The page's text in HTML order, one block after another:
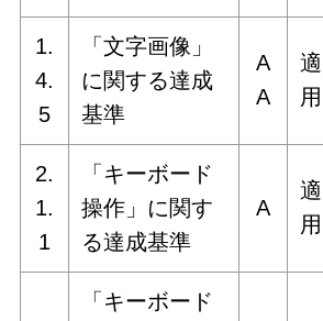
1.
4.
5
「文字画像」
に関する達成
基準
A
A
適
用
2.
1.
1
「キーボード
操作」に関す
る達成基準
A
適
用
「キーボード